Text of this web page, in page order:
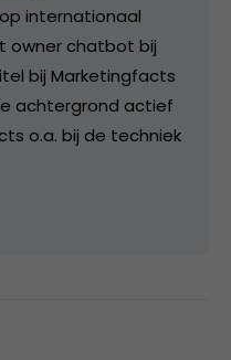
internationaal
owner chatbot bij
bij Marketingfacts
achtergrond actief
o.a. bij de techniek